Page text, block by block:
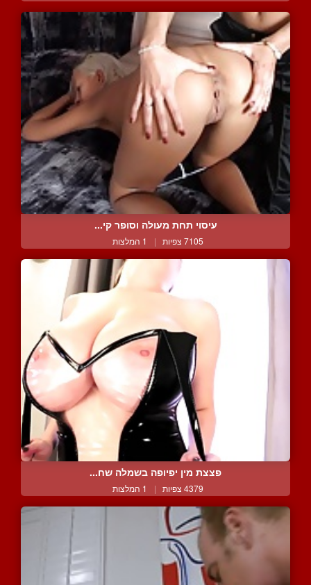
עיסוי תחת מעולה וסופר קי...
7105 צפיות | 1 המלצות
פצצת מין יפיופה בשמלה שח...
4379 צפיות | 1 המלצות